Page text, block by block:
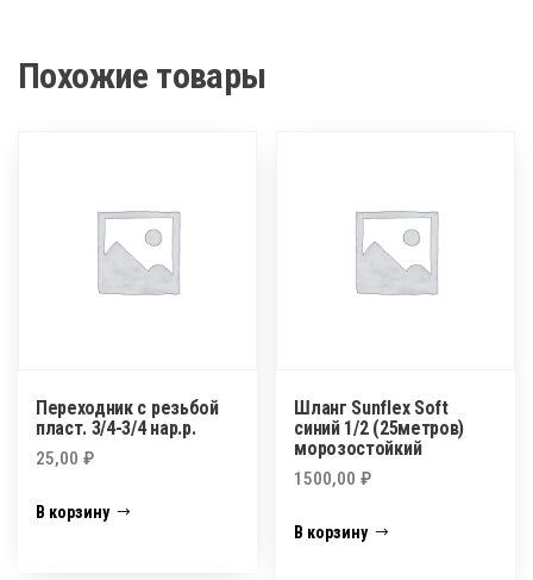
цанга
Похожие товары
Переходник с резьбой
пласт. 3/4-3/4 нар.р.
25,00 ₽
В корзину
Шланг Sunflex Soft
синий 1/2 (25метров)
морозостойкий
1500,00₽
В корзину